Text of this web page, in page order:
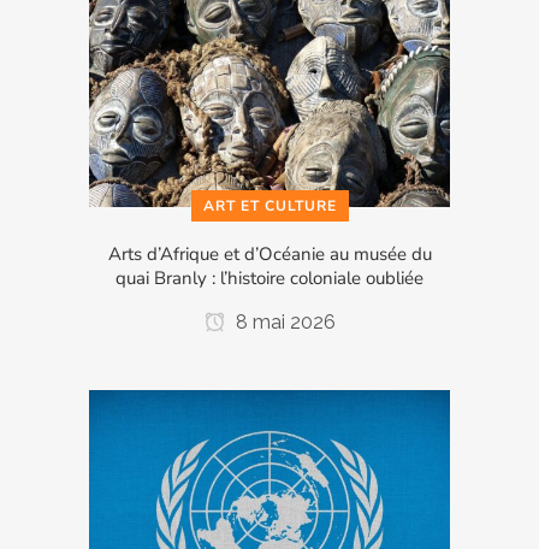
ART ET CULTURE
Arts d’Afrique et d’Océanie au musée du
quai Branly : l’histoire coloniale oubliée
8 mai 2026